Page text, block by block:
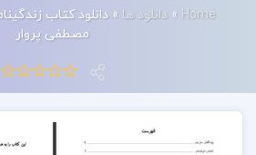
Home
» دانلود ها » دانلود کتاب
مصطفی پروار